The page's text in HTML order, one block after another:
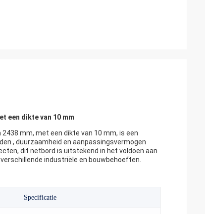
een dikte van 10 mm
mm, met een dikte van 10 mm, is een
duurzaamheid en aanpassingsvermogen
dit netbord is uitstekend in het voldoen aan
industriële en bouwbehoeften.
Specificatie